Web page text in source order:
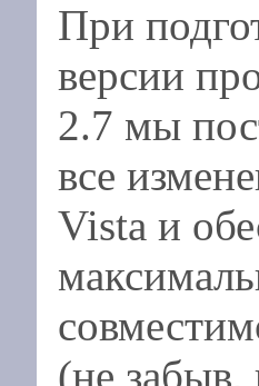
При
версии
2.7 мы
все
Vista и
(не